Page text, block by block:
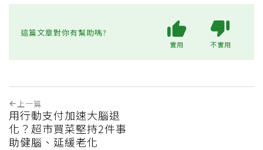
這篇文章對你有幫助嗎?
實用 不實用
上一篇
用行動支付加速大腦退
化？超市買菜堅持2件事
助健腦、延緩老化